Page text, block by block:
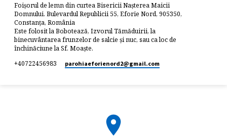
Foișorul de lemn din curtea Bisericii Nașterea Maicii
Domnului. Bulevardul Republicii 55, Eforie Nord, 905350,
Constanța, România
Este folosit la Bobotează, Izvorul Tămăduirii, la
binecuvântarea frunzelor de salcie și nuc, sau ca loc de
închinăciune la Sf. Moaște.
+40722456983
parohiaeforienord2​@gmail.com